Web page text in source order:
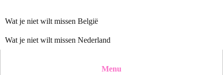
Wat je niet wilt missen België
Wat je niet wilt missen Nederland
Menu